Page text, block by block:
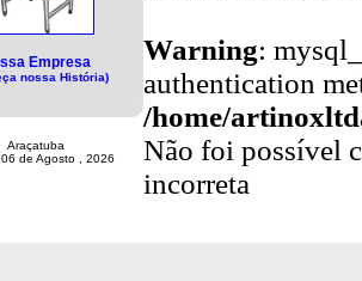
Empresa
nossa História)
Araçatuba
de Agosto , 2026
Warning:
authentication
/home/
Não foi possível
incorreta